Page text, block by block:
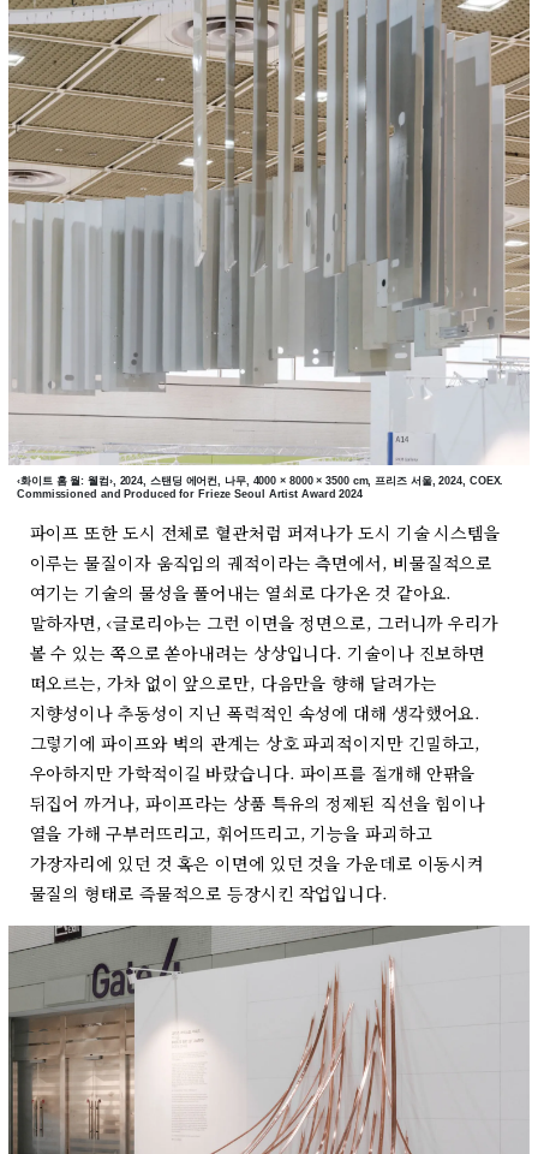
‹화이트 홈 월: 웰컴›, 2024, 스탠딩 에어컨, 나무, 4000 × 8000 × 3500 cm, 프리즈 서울, 2024, COEX.
Commissioned and Produced for Frieze Seoul Artist Award 2024
파이프 또한 도시 전체로 혈관처럼 퍼져나가 도시 기술 시스템을
이루는 물질이자 움직임의 궤적이라는 측면에서, 비물질적으로
여기는 기술의 물성을 풀어내는 열쇠로 다가온 것 같아요.
말하자면, ‹글로리아›는 그런 이면을 정면으로, 그러니까 우리가
볼 수 있는 쪽으로 쏟아내려는 상상입니다. 기술이나 진보하면
떠오르는, 가차 없이 앞으로만, 다음만을 향해 달려가는
지향성이나 추동성이 지닌 폭력적인 속성에 대해 생각했어요.
그렇기에 파이프와 벽의 관계는 상호 파괴적이지만 긴밀하고,
우아하지만 가학적이길 바랐습니다. 파이프를 절개해 안팎을
뒤집어 까거나, 파이프라는 상품 특유의 정제된 직선을 힘이나
열을 가해 구부러뜨리고, 휘어뜨리고, 기능을 파괴하고
가장자리에 있던 것 혹은 이면에 있던 것을 가운데로 이동시켜
물질의 형태로 즉물적으로 등장시킨 작업입니다.